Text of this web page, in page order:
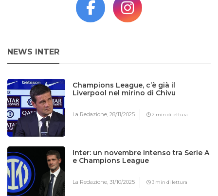
NEWS INTER
Champions League, c’è già il
Liverpool nel mirino di Chivu
La Redazione,28/11/2025 2 min di lettura
Inter: un novembre intenso tra Serie A
e Champions League
La Redazione,31/10/2025 3 min di lettura